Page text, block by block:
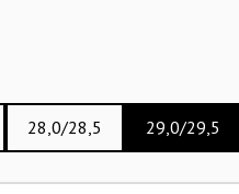
28,0/28,5 29,0/29,5